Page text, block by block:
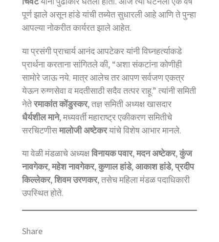
पूर्ण झाले असून हांडे यांची तब्येत सुधारली आहे आणि ते पुन्हा
आपल्या नोकरीत कार्यरत झाले आहेत.
या प्रसंगी प्राचार्य आनंद आपटेकर यांनी विघ्नहर्त्याकडे
प्रार्थना करताना सांगितले की, “अशा संकटांना कोणीही
सामोरे जाऊ नये. मात्र आलेच तर आपण सर्वजण एकत्र
येऊन रुग्णसेवा व मदतीसाठी सदैव तत्पर राहू.” त्यांनी समिती
नेतेरमाकांत कोंडुस्कर, तज्ञ समिती अध्यक्ष खासदार
धैर्यशील माने, मध्यवर्ती महाराष्ट्र एकीकरण समितीचे
सरचिटणीसमालोजी अष्टेकरयांचे विशेष आभार मानले.
या वेळी मंडळाचे अध्यक्षविनायक पवार,मदन अष्टेकर,कुंज
नावगेकर,महेश नावगेकर,कुणाल हांडे,आकाश हांडे,प्रदीप
किल्लेकर,शिवम उरणकर, तसेच महिला मंडळ पदाधिकारी
उपस्थित होते.
Share